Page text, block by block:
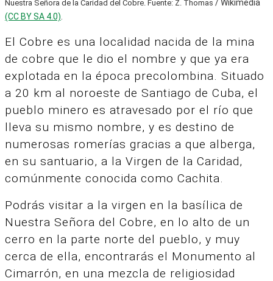
Nuestra Señora de la Caridad del Cobre. Fuente: Z. Thomas / Wikimedia
(CC BY SA 4.0)
El Cobre es una localidad nacida de la mina
de cobre que le dio el nombre y que ya era
explotada en la época precolombina. Situado
a 20 km al noroeste de Santiago de Cuba, el
pueblo minero es atravesado por el río que
lleva su mismo nombre, y es destino de
numerosas romerías gracias a que alberga,
en su santuario, a la Virgen de la Caridad,
comúnmente conocida como Cachita.
Podrás visitar a la virgen en la basílica de
Nuestra Señora del Cobre, en lo alto de un
cerro en la parte norte del pueblo, y muy
cerca de ella, encontrarás el Monumento al
Cimarrón, en una mezcla de religiosidad